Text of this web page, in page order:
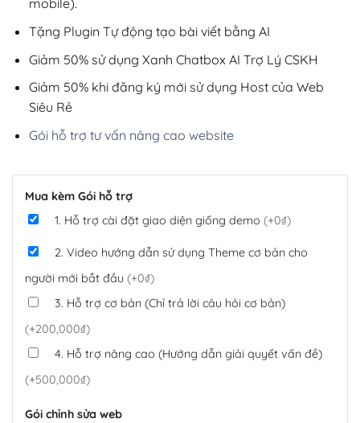
mobile).
Tặng Plugin Tự động tạo bài viết bằng AI
Giảm 50% sử dụng Xanh Chatbox AI Trợ Lý CSKH
Giảm 50% khi đăng ký mới sử dụng Host của Web
Siêu Rẻ
Gói hỗ trợ tư vấn nâng cao website
Mua kèm Gói hỗ trợ
1. Hỗ trợ cài đặt giao diện giống demo (+0₫)
2. Video hướng dẫn sử dụng Theme cơ bản cho
người mới bắt đầu (+0₫)
3. Hỗ trợ cơ bản (Chỉ trả lời câu hỏi cơ bản)
(+200,000₫)
4. Hỗ trợ nâng cao (Hướng dẫn giải quyết vấn đề)
(+500,000₫)
Gói chỉnh sửa web